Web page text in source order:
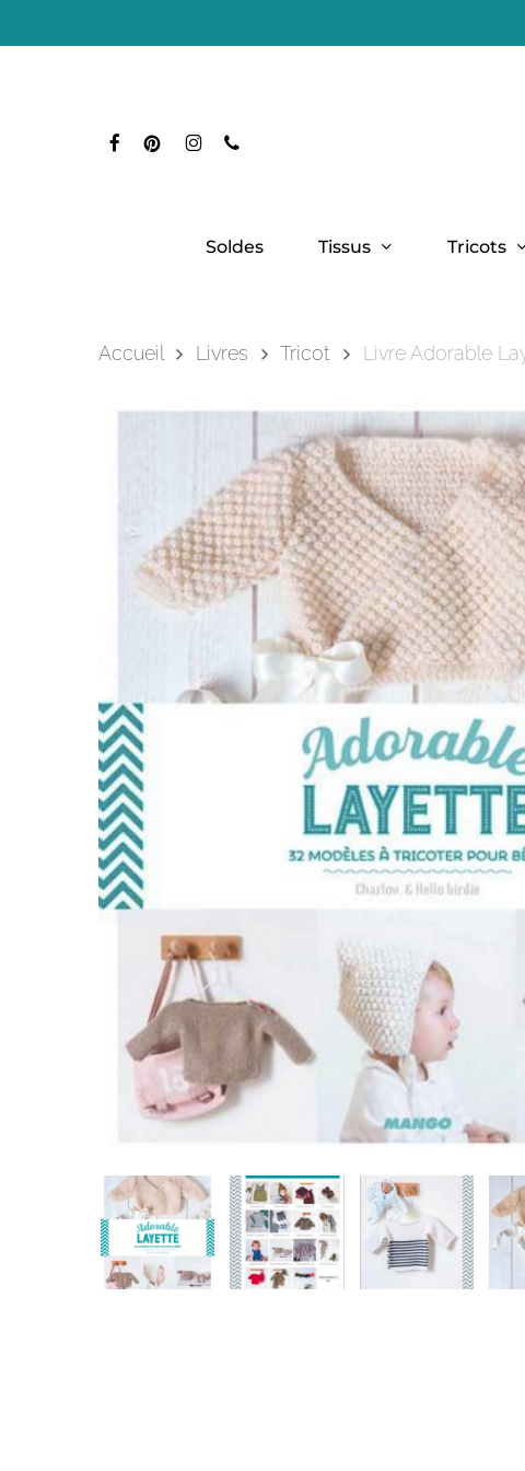
to
FacebookPinterestInstagram
Phone
Soldes Tissus Tricots
Accueil Livres Tricot Livre Adorable